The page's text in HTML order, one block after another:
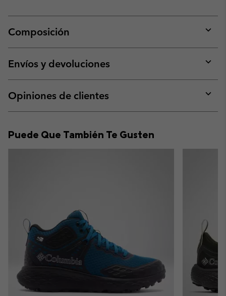
Composición
or
Envíos y devoluciones
or
Opiniones de clientes
or
Puede Que También Te Gusten